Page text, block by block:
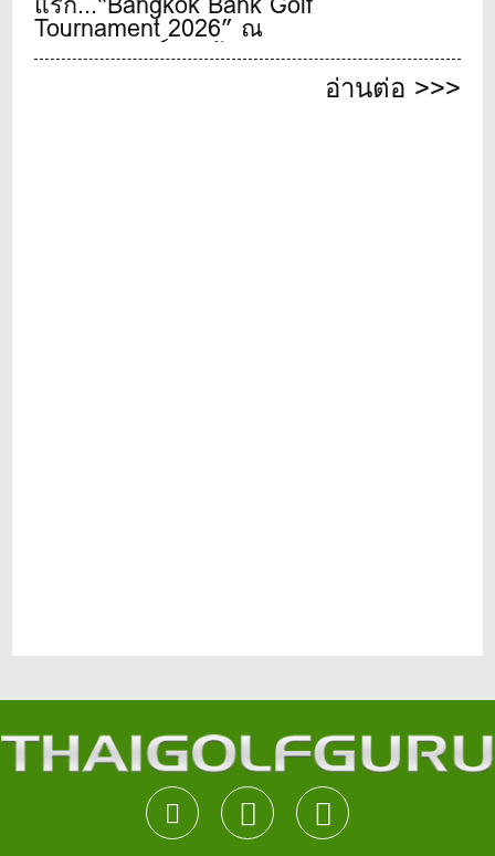
Tournament 2026” ณ
บางกอก กอล์ฟ คลับ
อ่านต่อ >>>